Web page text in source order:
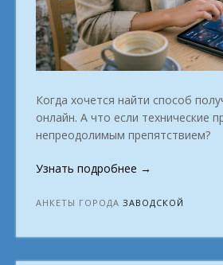
Когда хочется найти способ
онлайн. А что если технические
непреодолимым препятствием?
Узнать подробнее «Хватит
Начни
путь
→
АНКЕТЫ ГОРОДА ЗАВОДСКОЙ